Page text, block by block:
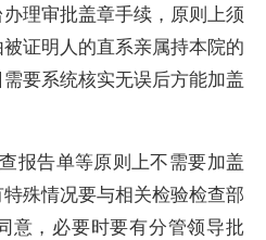
理审批盖章手续，原则上须
证明人的直系亲属持本院的
要系统核实无误后方能加盖
报告单等原则上不需要加盖
殊情况要与相关检验检查部
意，必要时要有分管领导批